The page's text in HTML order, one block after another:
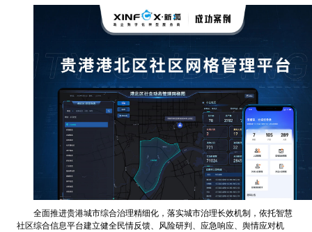
全面推进贵港城市综合治理精细化，落实城市治理长效机制，依托智慧
社区综合信息平台建立健全民情反馈、风险研判、应急响应、舆情应对机